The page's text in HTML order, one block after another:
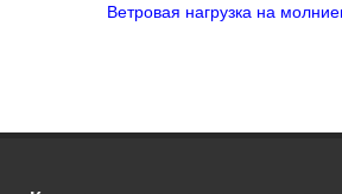
Ветровая нагрузка на